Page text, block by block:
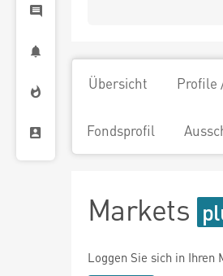
Übersicht Profile
Fondsprofil
Markets
Loggen Sie sich in Ihren